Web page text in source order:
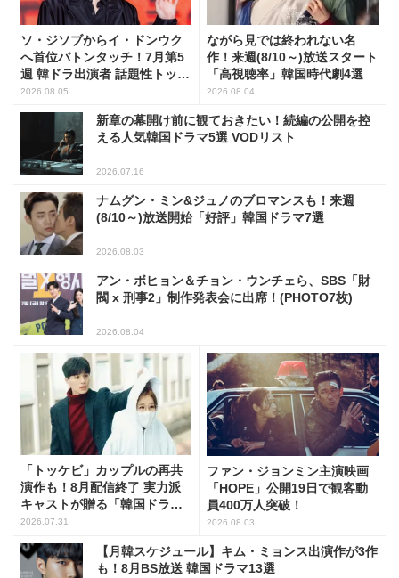
ソ・ジソブからイ・ドンウク
へ首位バトンタッチ！7月第5
週 韓ドラ出演者 話題性トップ
5
2026.08.05
ながら見では終われない名
作！来週(8/10～)放送スタート
「高視聴率」韓国時代劇4選
2026.08.04
新章の幕開け前に観ておきたい！続編の公開を控
える人気韓国ドラマ5選 VODリスト
2026.07.16
ナムグン・ミン&ジュノのブロマンスも！来週
(8/10～)放送開始「好評」韓国ドラマ7選
2026.08.03
アン・ボヒョン＆チョン・ウンチェら、SBS「財
閥 x 刑事2」制作発表会に出席！(PHOTO7枚)
2026.08.04
「トッケビ」カップルの再共
演作も！8月配信終了 実力派
キャストが贈る「韓国ドラ
マ」5選
2026.07.31
ファン・ジョンミン主演映画
「HOPE」公開19日で観客動
員400万人突破！
2026.08.03
【月韓スケジュール】キム・ミョンス出演作が3作
も！8月BS放送 韓国ドラマ13選